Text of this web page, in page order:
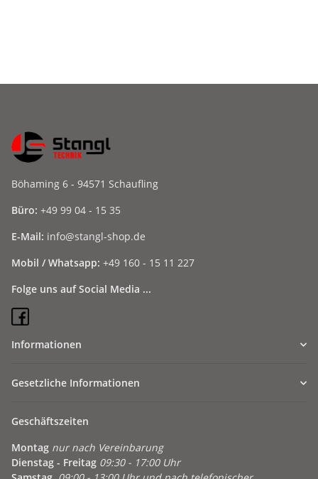
Böhaming 6 - 94571 Schaufling
Büro: +49 99 04 - 15 35
E-Mail: info@stangl-shop.de
Mobil / Whatsapp: +49 160 - 15 11 227
Folge uns auf Social Media ...
Informationen
Gesetzliche Informationen
Geschäftszeiten
Montag nur nach Vereinbarung
Dienstag - Freitag 09:30 - 17:00 Uhr